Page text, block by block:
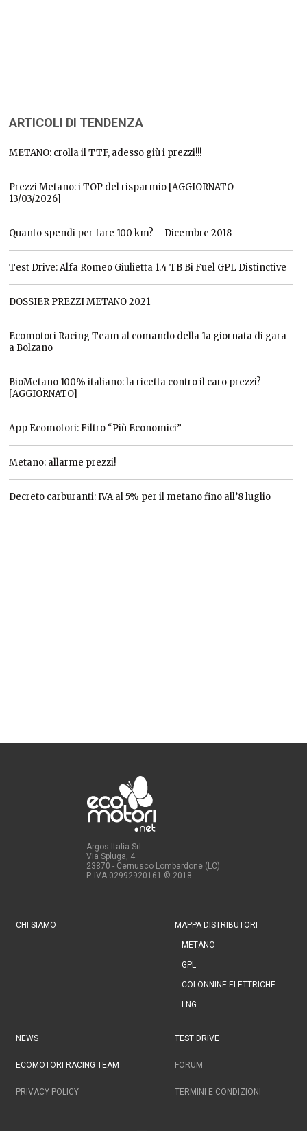
ARTICOLI DI TENDENZA
METANO: crolla il TTF, adesso giù i prezzi!!!
Prezzi Metano: i TOP del risparmio [AGGIORNATO –
13/03/2026]
Quanto spendi per fare 100 km? – Dicembre 2018
Test Drive: Alfa Romeo Giulietta 1.4 TB Bi Fuel GPL Distinctive
DOSSIER PREZZI METANO 2021
Ecomotori Racing Team al comando della 1a giornata di gara
a Bolzano
BioMetano 100% italiano: la ricetta contro il caro prezzi?
[AGGIORNATO]
App Ecomotori: Filtro “Più Economici”
Metano: allarme prezzi!
Decreto carburanti: IVA al 5% per il metano fino all’8 luglio
Argos Italia Srl
Via Spluga, 4
23870 - Cernusco Lombardone (LC)
P. IVA 02992920161 © 2018
CHI SIAMO MAPPA DISTRIBUTORI
METANO
GPL
COLONNINE ELETTRICHE
LNG
NEWS TEST DRIVE
ECOMOTORI RACING TEAM FORUM
PRIVACY POLICY TERMINI E CONDIZIONI